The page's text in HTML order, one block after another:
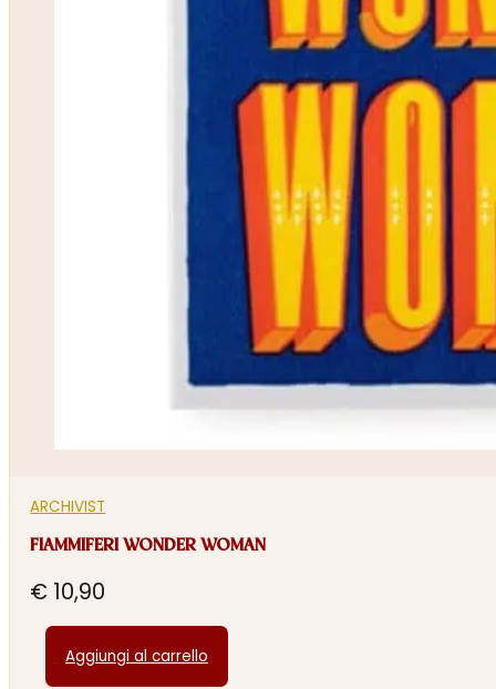
ARCHIVIST
FIAMMIFERI WONDER WOMAN
€ 10,90
Aggiungi al carrello